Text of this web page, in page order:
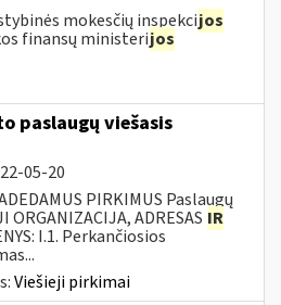
mokesčių inspekcijos
finansų ministerijos
paslaugų viešasis
05-20
PIRKIMUS Paslaugų
ADRESAS IR
I.1. Perkančiosios
Viešieji pirkimai